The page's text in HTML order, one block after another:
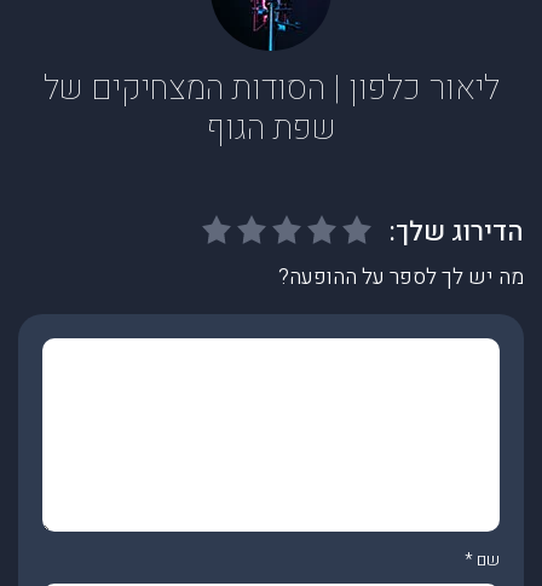
ליאור כלפון | הסודות המצחיקים של
שפת הגוף
מה יש לך לספר על ההופעה?
שם*